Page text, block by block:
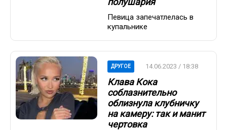
Певица запечатлелась в
купальнике
ДРУГОЕ 14.06.2023 / 18:38
Клава Кока
соблазнительно
облизнула клубничку
на камеру: так и манит
чертовка